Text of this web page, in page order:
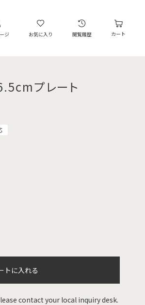
ジ お気に入り 閲覧履歴 カート
プレート
トに入れる
contact your local inquiry desk.